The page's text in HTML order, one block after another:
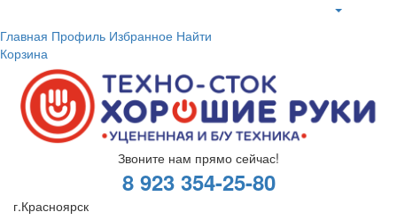
Главная Профиль Избранное Найти
Корзина
Звоните нам прямо сейчас!
8 923 354-25-80
г.Красноярск